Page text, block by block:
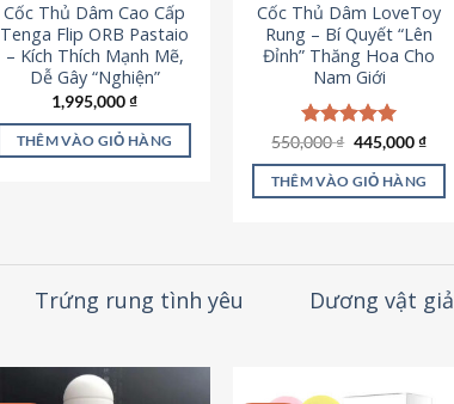
Cốc Thủ Dâm Cao Cấp
Tenga Flip ORB Pastaio
– Kích Thích Mạnh Mẽ,
Dễ Gây “Nghiện”
1,995,000₫
THÊM VÀO GIỎ HÀNG
Cốc Thủ Dâm LoveToy
Rung – Bí Quyết “Lên
Đỉnh” Thăng Hoa Cho
Nam Giới
Được xếp
hạng5.00
5 sao
550,000₫ Giá
là:
550,000 ₫.
445,000₫Giá
tại
là:
THÊM VÀO GIỎ HÀNG
Trứng rung tình yêu Dương vật giả